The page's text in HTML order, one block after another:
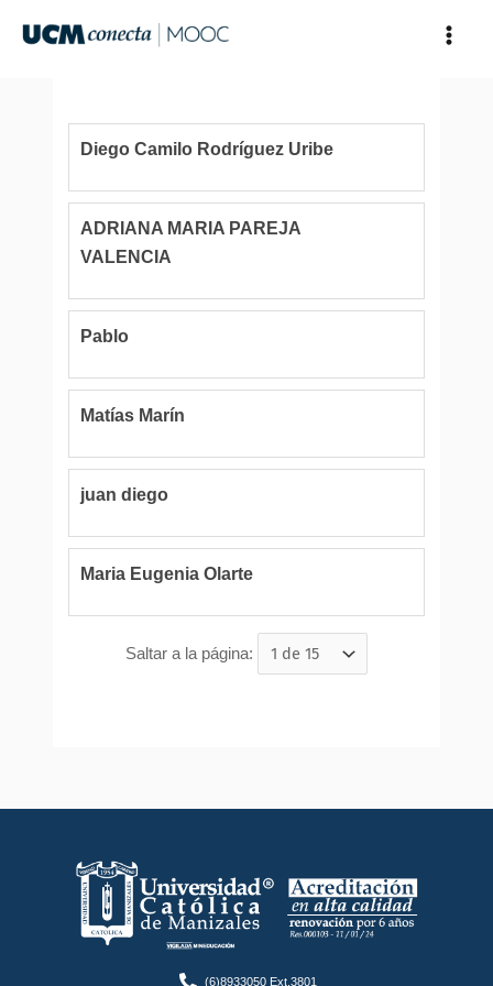
Diego Camilo Rodríguez Uribe
ADRIANA MARIA PAREJA
VALENCIA
Pablo
Matías Marín
juan diego
Maria Eugenia Olarte
Saltar a la página:
(6)8933050 Ext.3801